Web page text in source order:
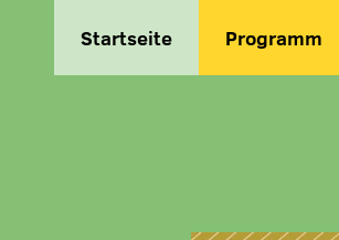
Startseite Programm